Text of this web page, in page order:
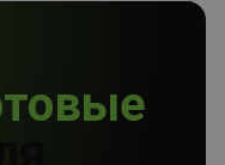
товые